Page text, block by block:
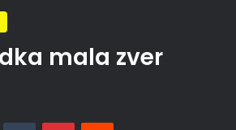
mala zver
Tumblr PinterestReddit